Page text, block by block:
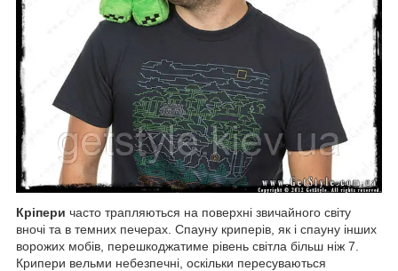
Кріпери часто трапляються на поверхні звичайного світу
вночі та в темних печерах. Спауну криперів, як і спауну інших
ворожих мобів, перешкоджатиме рівень світла більш ніж 7.
Крипери вельми небезпечні, оскільки пересуваються